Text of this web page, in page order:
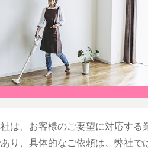
は、お客様のご要望に対応す
り、具体的なご依頼は、弊社